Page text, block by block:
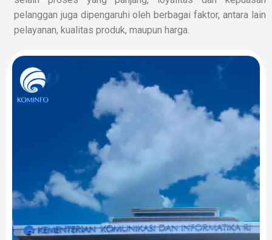
pelanggan juga dipengaruhi oleh berbagai faktor, antara lain
pelayanan, kualitas produk, maupun harga.